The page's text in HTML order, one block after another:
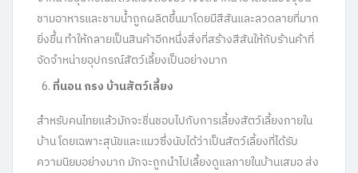
ชามอาหารและชามน้ำถูกผลิตขึ้นมาโดยมีสีสันและลวดลายที่มาก
ยิ่งขึ้น ทำให้กลายเป็นสินค้าอีกหนึ่งสิ่งที่สร้างสีสันให้กับร้านค้าที่
จัดจำหน่ายอุปกรณ์สัตว์เลี้ยงเป็นอย่างมาก
ที่นอน กรง บ้านสัตว์เลี้ยง
สำหรับคนไทยแล้วมักจะชื่นชอบไปกับการเลี้ยงสัตว์เลี้ยงภายใน
บ้าน โดยเฉพาะสุนัขและแมวซึ่งนับได้ว่าเป็นสัตว์เลี้ยงที่ได้รับ
ความนิยมอย่างมาก มักจะถูกนำไปเลี้ยงดูแลภายในบ้านเสมอ ส่ง